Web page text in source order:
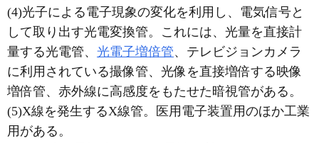
(4)光子による電子現象の変化を利用し、電気信号と
して取り出す光電変換管。これには、光量を直接計
量する光電管、 光電子増倍管、テレビジョンカメラ
に利用されている撮像管、光像を直接増倍する映像
増倍管、赤外線に高感度をもたせた暗視管がある。
(5)X線を発生するX線管。医用電子装置用のほか工業
用がある。